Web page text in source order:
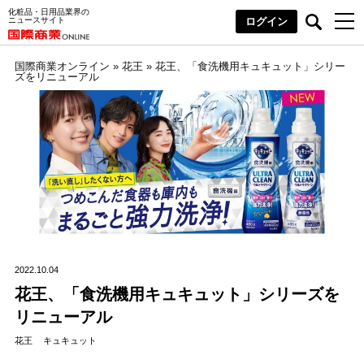
化粧品・日用品業界の
ニュースサイト
ログイン
国際商業オンライン » 花王 » 花王、「食洗機用キュキュット」シリー
ズをリニューアル
2022.10.04
花王、「食洗機用キュキュット」シリーズを
リニューアル
花王 キュキュット